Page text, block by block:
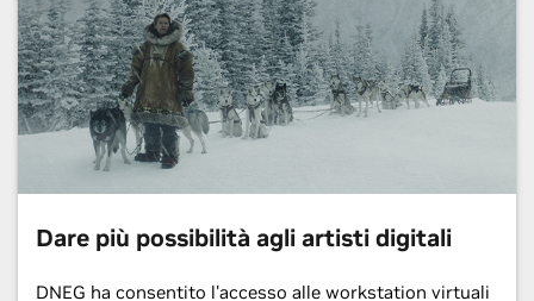
Dare più possibilità agli artisti digitali
DNEG ha consentito l'accesso alle workstation virtuali